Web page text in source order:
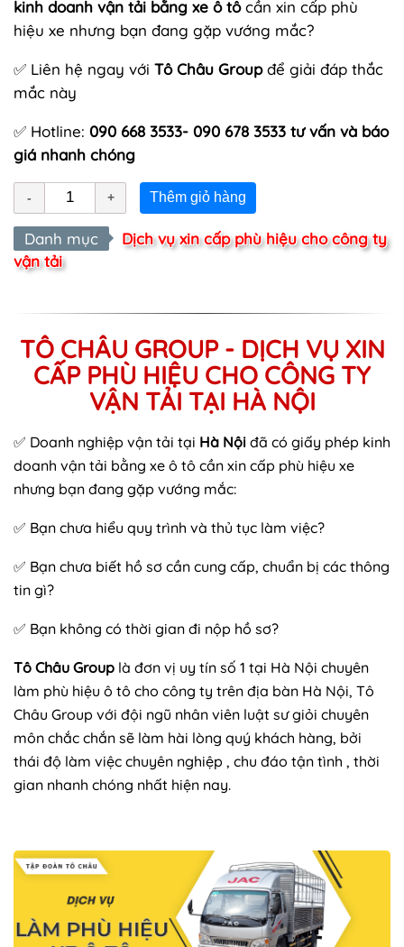
kinh doanh vận tải bằng xe ô tôcần xin cấp phù
hiệu xe nhưng bạn đang gặp vướng mắc?
✅ Liên hệ ngay với Tô Châu Groupđể giải đáp thắc
mắc này
✅ Hotline: 090 668 3533- 090 678 3533 tư vấn và báo
giá nhanh chóng
Thêm giỏ hàng
Danh mục
Dịch vụ xin cấp phù hiệu cho công ty
vận tải
TÔ CHÂU GROUP - DỊCH VỤ XIN
CẤP PHÙ HIỆU CHO CÔNG TY
VẬN TẢI TẠI HÀ NỘI
✅ Doanh nghiệp vận tải tại Hà Nội đã có giấy phép kinh
doanh vận tải bằng xe ô tô cần xin cấp phù hiệu xe
nhưng bạn đang gặp vướng mắc:
✅ Bạn chưa hiểu quy trình và thủ tục làm việc?
✅ Bạn chưa biết hồ sơ cần cung cấp, chuẩn bị các thông
tin gì?
✅ Bạn không có thời gian đi nộp hồ sơ?
Tô Châu Group là đơn vị uy tín số 1 tại Hà Nội chuyên
làm phù hiệu ô tô cho công ty trên địa bàn Hà Nội, Tô
Châu Group với đội ngũ nhân viên luật sư giỏi chuyên
môn chắc chắn sẽ làm hài lòng quý khách hàng, bởi
thái độ làm việc chuyên nghiệp , chu đáo tận tình , thời
gian nhanh chóng nhất hiện nay.